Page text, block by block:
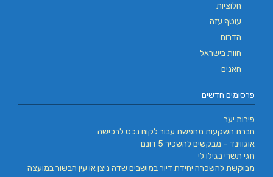
חלוציות
עוטף עזה
הדרום
חוות בישראל
חאנים
פרסומים חדשים
פירות יער
חברת השקעות מחפשת עבור לקוח נכס לרכישה
אוגווינד – מבקשים להשכיר 5 דונם
חגי תשרי בגילו לי
מבוקשת להשכרה יחידת דיור במושבים שדה ניצן או עין הבשור במועצה